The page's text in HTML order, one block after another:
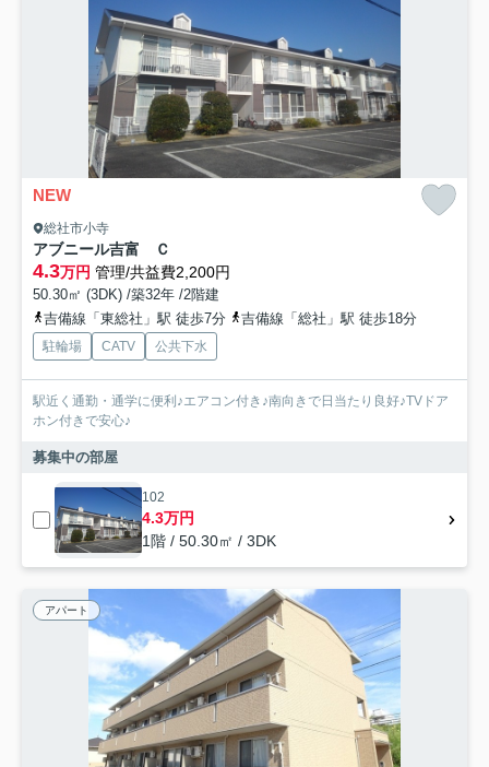
NEW
総社市小寺
アブニール吉富 Ｃ
4.3万円 管理/共益費2,200円
50.30㎡ (3DK) /築32年 /2階建
吉備線「東総社」駅 徒歩7分
吉備線「総社」駅 徒歩18分
駐輪場 CATV 公共下水
駅近く通勤・通学に便利♪エアコン付き♪南向きで日当たり良好♪TVドア
ホン付きで安心♪
募集中の部屋
102
4.3万円
1階 / 50.30㎡ / 3DK
アパート